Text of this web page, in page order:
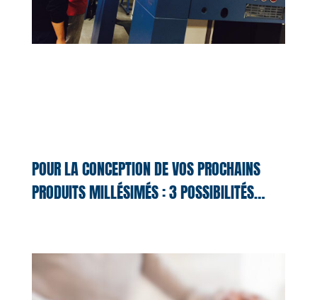
POUR LA CONCEPTION DE VOS PROCHAINS
PRODUITS MILLÉSIMÉS : 3 POSSIBILITÉS…